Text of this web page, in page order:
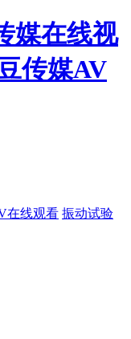
媒在线视
传媒AV
在线观看 振动试验